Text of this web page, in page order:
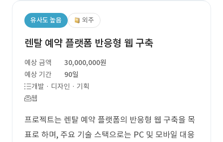
유사도 높음 외주
렌탈 예약 플랫폼 반응형 웹 구축
예상 금액
30,000,000원
예상 기간
90일
개발 · 디자인 · 기획
웹
프로젝트는 렌탈 예약 플랫폼의 반응형 웹 구축을 목
표로 하며, 주요 기술 스택으로는 PC 및 모바일 대응